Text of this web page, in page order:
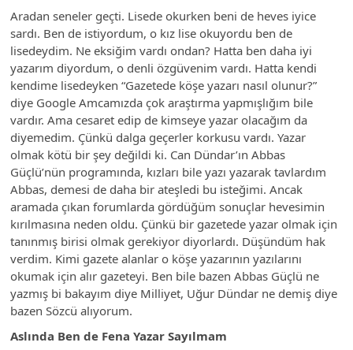
Aradan seneler geçti. Lisede okurken beni de heves iyice
sardı. Ben de istiyordum, o kız lise okuyordu ben de
lisedeydim. Ne eksiğim vardı ondan? Hatta ben daha iyi
yazarım diyordum, o denli özgüvenim vardı. Hatta kendi
kendime lisedeyken “Gazetede köşe yazarı nasıl olunur?”
diye Google Amcamızda çok araştırma yapmışlığım bile
vardır. Ama cesaret edip de kimseye yazar olacağım da
diyemedim. Çünkü dalga geçerler korkusu vardı. Yazar
olmak kötü bir şey değildi ki. Can Dündar’ın Abbas
Güçlü’nün programında, kızları bile yazı yazarak tavlardım
Abbas, demesi de daha bir ateşledi bu isteğimi. Ancak
aramada çıkan forumlarda gördüğüm sonuçlar hevesimin
kırılmasına neden oldu. Çünkü bir gazetede yazar olmak için
tanınmış birisi olmak gerekiyor diyorlardı. Düşündüm hak
verdim. Kimi gazete alanlar o köşe yazarının yazılarını
okumak için alır gazeteyi. Ben bile bazen Abbas Güçlü ne
yazmış bi bakayım diye Milliyet, Uğur Dündar ne demiş diye
bazen Sözcü alıyorum.
Aslında Ben de Fena Yazar Sayılmam